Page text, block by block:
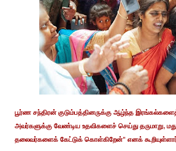
பூர்ண சந்திரன் குடும்பத்தினருக்கு ஆழ்ந்த
அவர்களுக்கு வேண்டிய உதவிகளைச் செய்து தருமாறு,
தலைவர்களைக் கேட்டுக் கொள்கிறேன்" எனக்